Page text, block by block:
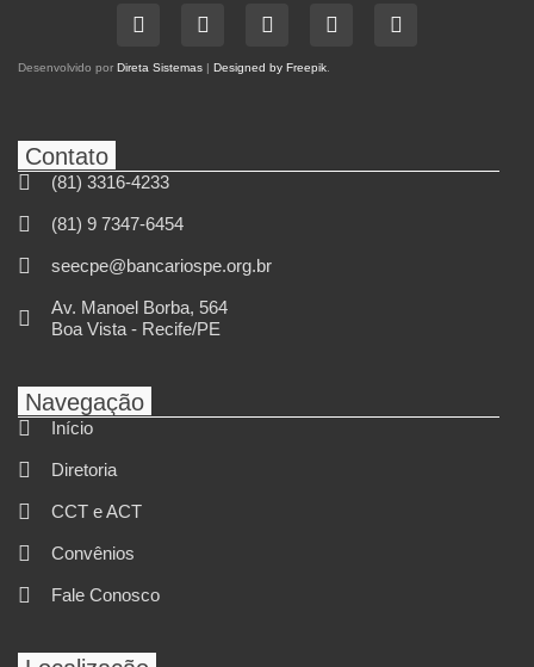
Desenvolvido por Direta Sistemas Designed by Freepik.
Contato
(81) 3316-4233
(81) 9 7347-6454
seecpe@bancariospe.org.br
Av. Manoel Borba, 564
Boa Vista - Recife/PE
Navegação
Início
Diretoria
CCT e ACT
Convênios
Fale Conosco